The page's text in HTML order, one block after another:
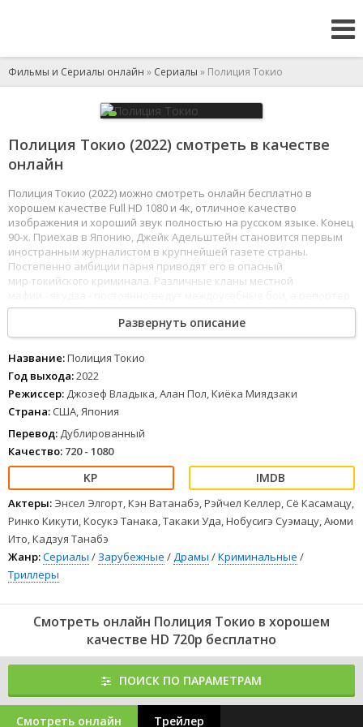
Фильмы и Сериалы онлайн » Сериалы » Полиция Токио
Полиция Токио (2022) смотреть в качестве
онлайн
Полиция Токио (2022) можно смотреть онлайн бесплатно в
хорошем качестве Full HD 1080 и 4к, отличное качество
изображения и хороший звук полностью на русском языке. Конец
90-х. Приехав в Японию, Джейк Адельштейн становится первым
иностранным журналистом в крупнейшей газете страны.
Постепенно амбиции парня приводят его в опасный
мир токийского криминала. Различные кланы местной
смело пишет об этом. Детектив Хирото Катагири берет Джейка
под свое крыло и снабжает его полезной информацией, взамен
получая много ценных сведений от наивного американца.
1 234 5 6 78
Развернуть описание
Название:Полиция Токио
Год выхода:2022
Режиссер: Джозеф Владыка, Алан Пол, Киёка Миядзаки
Страна: США, Япония
Перевод: Дублированный
Качество: 720 - 1080
Актеры: Энсел Элгорт, Кэн Ватанабэ, Рэйчел Келлер, Сё Касамацу,
Ринко Кикути, Косукэ Танака, Такаки Уда, Нобусигэ Суэмацу, Аюми
Ито, Кадзуя Танабэ
Жанр:Сериалы / Зарубежные /Драмы /Криминальные /
Триллеры
Смотреть онлайн Полиция Токио в хорошем
качестве HD 720p бесплатно
ПОИСК ПО ПАРАМЕТРАМ
Смотреть онлайн Трейлер